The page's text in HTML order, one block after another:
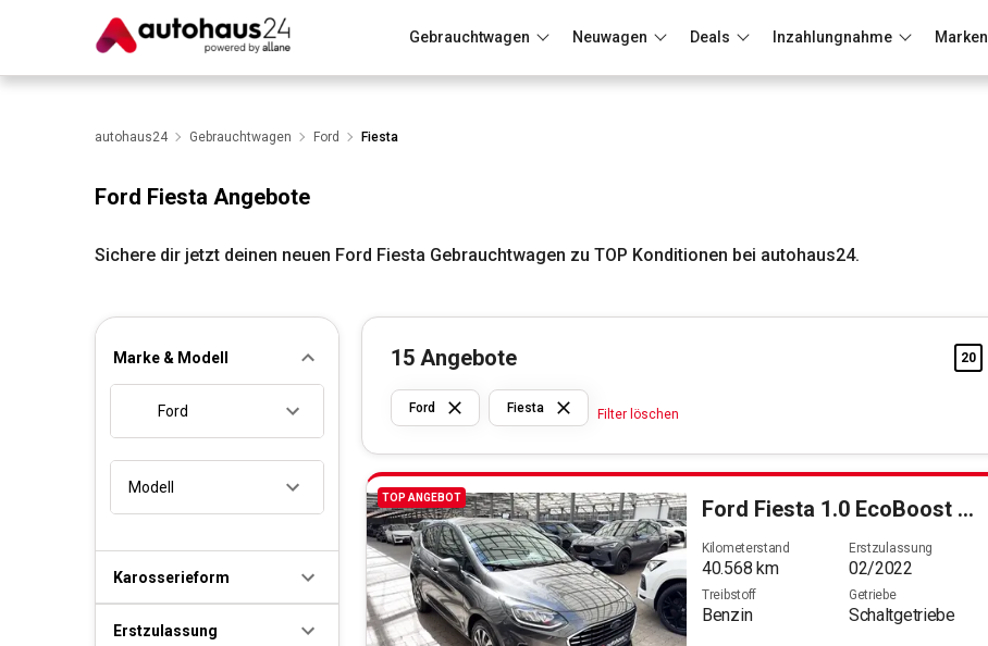
Gebrauchtwagen Neuwagen Deals Inzahlungnahme Marken
Wir bewerten dein AutoRund um die Inzahlungnahme
autohaus24 Gebrauchtwagen Ford Fiesta
Ford Fiesta Angebote
Sichere dir jetzt deinen neuen Ford Fiesta Gebrauchtwagen zu TOP Konditionen bei autohaus24.
Marke & Modell
Ford
Modell
Karosserieform
Erstzulassung
15 Angebote
Filter löschen
20
Ford Fiesta Filter löschen
TOP ANGEBOT Ford Fiesta 1.0 EcoBoost Hybrid Titanium X (EURO 6d)
Kilometerstand
40.568 km
Erstzulassung
02/2022
Treibstoff
Benzin
Getriebe
Schaltgetriebe